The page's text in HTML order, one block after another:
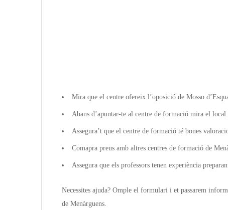
Mira que el centre ofereix l’oposició de Mosso
Abans d’apuntar-te al centre de formació mira el local
Assegura’t que el centre de formació té bones
Comapra preus amb altres centres de formació de
Assegura que els professors tenen experiència
Necessites ajuda? Omple el formulari i et passarem
de Menàrguens.